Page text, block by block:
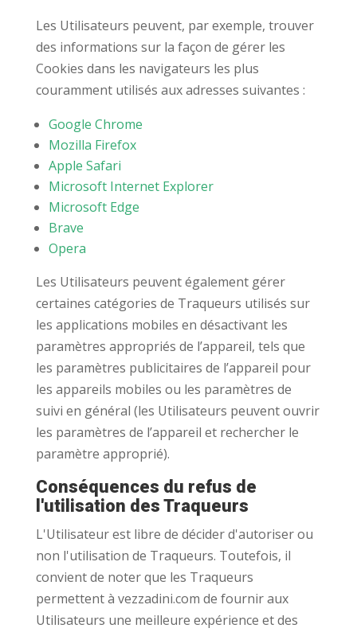
Les Utilisateurs peuvent, par exemple, trouver
des informations sur la façon de gérer les
Cookies dans les navigateurs les plus
couramment utilisés aux adresses suivantes :
Google Chrome
Mozilla Firefox
Apple Safari
Microsoft Internet Explorer
Microsoft Edge
Brave
Opera
Les Utilisateurs peuvent également gérer
certaines catégories de Traqueurs utilisés sur
les applications mobiles en désactivant les
paramètres appropriés de l’appareil, tels que
les paramètres publicitaires de l’appareil pour
les appareils mobiles ou les paramètres de
suivi en général (les Utilisateurs peuvent ouvrir
les paramètres de l’appareil et rechercher le
paramètre approprié).
Conséquences du refus de
l'utilisation des Traqueurs
L'Utilisateur est libre de décider d'autoriser ou
non l'utilisation de Traqueurs. Toutefois, il
convient de noter que les Traqueurs
permettent à vezzadini.com de fournir aux
Utilisateurs une meilleure expérience et des